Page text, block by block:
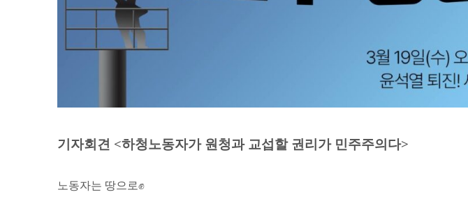
기자회견 <하청노동자가 원청과 교섭할 권리가 민주주의다>
노동자는 땅으로✊